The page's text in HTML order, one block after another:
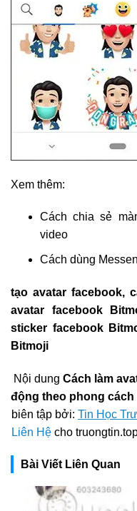
Xem thêm:
Cách chia sẻ
video
Cách dùng
tạo avatar facebook,
avatar facebook
sticker facebook
Bitmoji
Nội dung Cách làm
động theo phong cách
biên tập bởi: Tin Học
Liên Hệcho
Bài Viết Liên Quan